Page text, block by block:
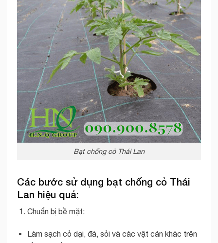
Bạt chống cỏ Thái Lan
Các bước sử dụng bạt chống cỏ Thái
Lan hiệu quả:
Chuẩn bị bề mặt:
Làm sạch cỏ dại, đá, sỏi và các vật cản khác trên